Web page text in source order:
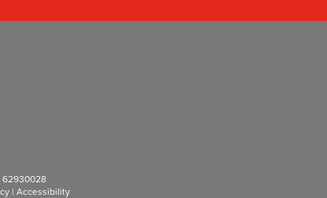
62930028
| Accessibility